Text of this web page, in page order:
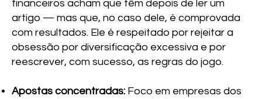
financeiros acham que têm depois de ler um
artigo — mas que, no caso dele, é comprovada
com resultados. Ele é respeitado por rejeitar a
obsessão por diversificação excessiva e por
reescrever, com sucesso, as regras do jogo.
Apostas concentradas: Foco em empresas dos